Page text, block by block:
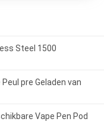
Steel 1500
pre Geladen van
Vape Pen Pod